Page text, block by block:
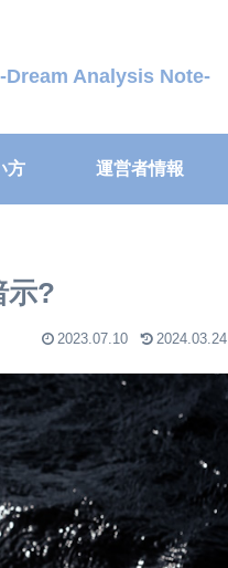
Dream Analysis Note-
方 運営者情報
示?
2023.07.10 2024.03.24